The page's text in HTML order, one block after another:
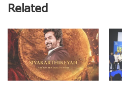
Related